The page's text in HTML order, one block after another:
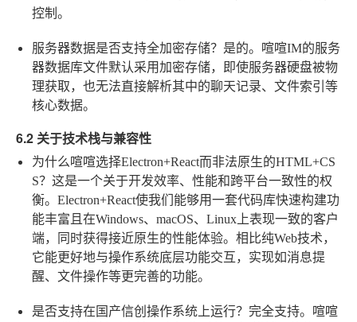
控制。
服务器数据是否支持全加密存储？ 是的。喧喧IM的服务
器数据库文件默认采用加密存储，即使服务器硬盘被物
理获取，也无法直接解析其中的聊天记录、文件索引等
核心数据。
6.2 关于技术栈与兼容性
为什么喧喧选择Electron+React而非法原生的HTML+CS
S？ 这是一个关于开发效率、性能和跨平台一致性的权
衡。Electron+React使我们能够用一套代码库快速构建功
能丰富且在Windows、macOS、Linux上表现一致的客户
端，同时获得接近原生的性能体验。相比纯Web技术，
它能更好地与操作系统底层功能交互，实现如消息提
醒、文件操作等更完善的功能。
是否支持在国产信创操作系统上运行？ 完全支持。喧喧